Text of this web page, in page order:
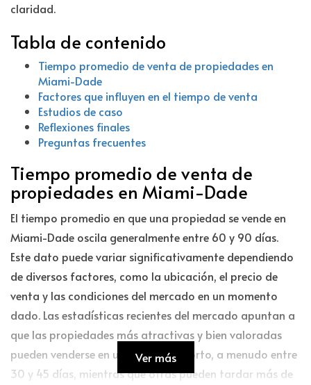
claridad.
Tabla de contenido
Tiempo promedio de venta de propiedades en
Miami-Dade
Factores que influyen en el tiempo de venta
Estudios de caso
Reflexiones finales
Preguntas frecuentes
Tiempo promedio de venta de
propiedades en Miami-Dade
El tiempo promedio en que una propiedad se vende en
Miami-Dade oscila generalmente entre 60 y 90 días.
Este dato puede variar significativamente dependiendo
de diversos factores, como la ubicación, el precio de
venta y las condiciones del mercado en un momento
dado. Las estadísticas recientes del mercado apuntan a
que las propiedades más atractivas y bien valoradas
pueden venderse en un plazo más corto, a menudo entre
30 y 45 días, mientras que otras pueden tardar más de
Ver más